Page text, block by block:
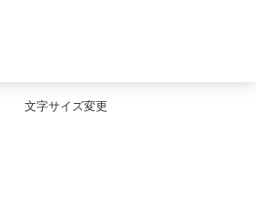
文字サイズ変更